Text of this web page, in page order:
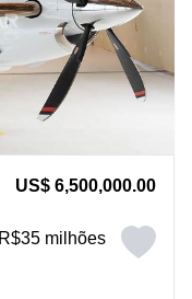
US$ 6,500,000.00
milhões